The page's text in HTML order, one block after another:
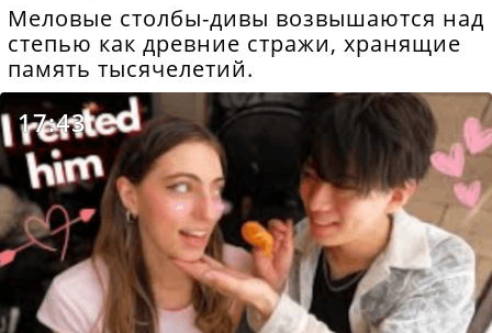
Меловые столбы-дивы возвышаются над
степью как древние стражи, хранящие
память тысячелетий.
17:43